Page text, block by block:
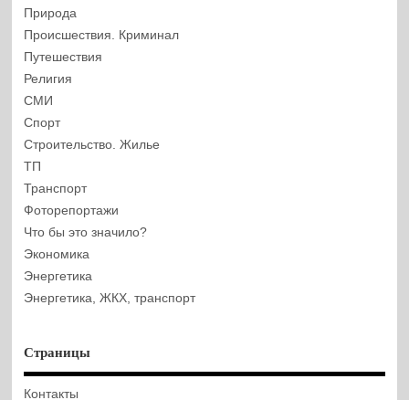
Природа
Происшествия. Криминал
Путешествия
Религия
СМИ
Спорт
Строительство. Жилье
ТП
Транспорт
Фоторепортажи
Что бы это значило?
Экономика
Энергетика
Энергетика, ЖКХ, транспорт
Страницы
Контакты